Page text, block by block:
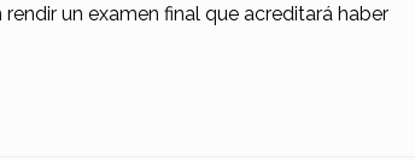
un examen final que acreditará haber